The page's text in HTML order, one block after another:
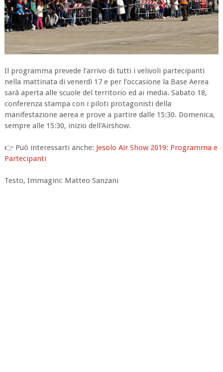
Il programma prevede l'arrivo di tutti i velivoli partecipanti
nella mattinata di venerdì 17 e per l’occasione la Base Aerea
sarà aperta alle scuole del territorio ed ai media. Sabato 18,
conferenza stampa con i piloti protagonisti della
manifestazione aerea e prove a partire dalle 15:30. Domenica,
sempre alle 15:30, inizio dell'Airshow.
👉 Può interessarti anche: Jesolo Air Show 2019: Programma e
Partecipanti
Testo, Immagini: Matteo Sanzani